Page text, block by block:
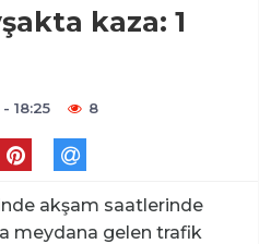
kaza: 1
18:25 8
akşam saatlerinde
meydana gelen trafik